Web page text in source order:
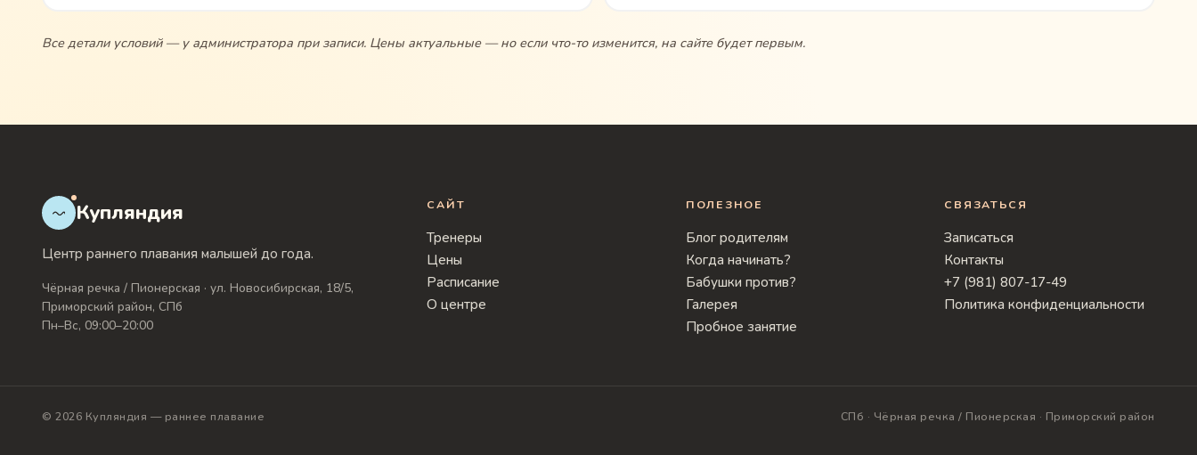
Все детали условий — у администратора при записи. Цены актуальные — но если что-то изменится, на сайте будет первым.
Купляндия
Центр раннего плавания малышей до года.
Чёрная речка / Пионерская · ул. Новосибирская, 18/5,
Приморский район, СПб
Пн–Вс, 09:00–20:00
САЙТ
Тренеры
Цены
Расписание
О центре
ПОЛЕЗНОЕ
Блог родителям
Когда начинать?
Бабушки против?
Галерея
Пробное занятие
СВЯЗАТЬСЯ
Записаться
Контакты
+7 (981) 807-17-49
Политика конфиденциальности
© 2026 Купляндия — раннее плавание СПб · Чёрная речка / Пионерская · Приморский район